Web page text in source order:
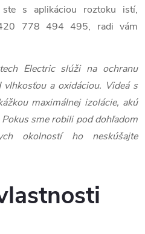
s aplikáciou roztoku istí,
778 494 495, radi vám
Electric slúži na ochranu
a oxidáciou. Videá s
maximálnej izolácie, akú
sme robili pod dohľadom
okolností ho neskúšajte